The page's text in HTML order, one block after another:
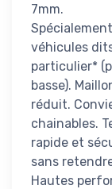
7mm.
véhicules
particulier*
basse).
réduit.
chainables.
rapide et
sans
Hautes